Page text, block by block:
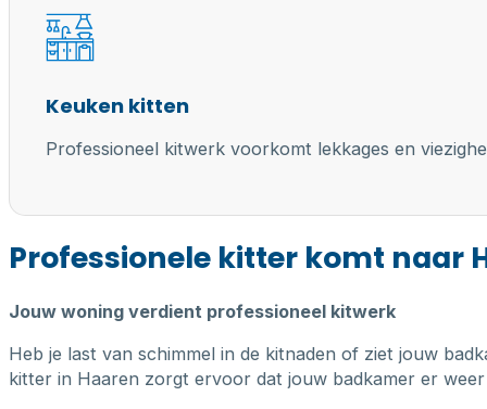
Keuken kitten
Professioneel kitwerk voorkomt lekkages en
Professionele kitter komt naar
Jouw woning verdient professioneel kitwerk
Heb je last van schimmel in de kitnaden of ziet jouw
kitter in Haaren zorgt ervoor dat jouw badkamer er